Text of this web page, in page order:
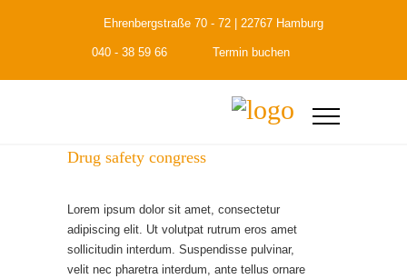
Ehrenbergstraße 70 - 72 | 22767 Hamburg
040 - 38 59 66 Termin buchen
Drug safety congress
Lorem ipsum dolor sit amet, consectetur
adipiscing elit. Ut volutpat rutrum eros amet
sollicitudin interdum. Suspendisse pulvinar,
velit nec pharetra interdum, ante tellus ornare